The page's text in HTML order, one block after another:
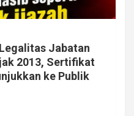
Jabatan
2013, Sertifikat
ke Publik